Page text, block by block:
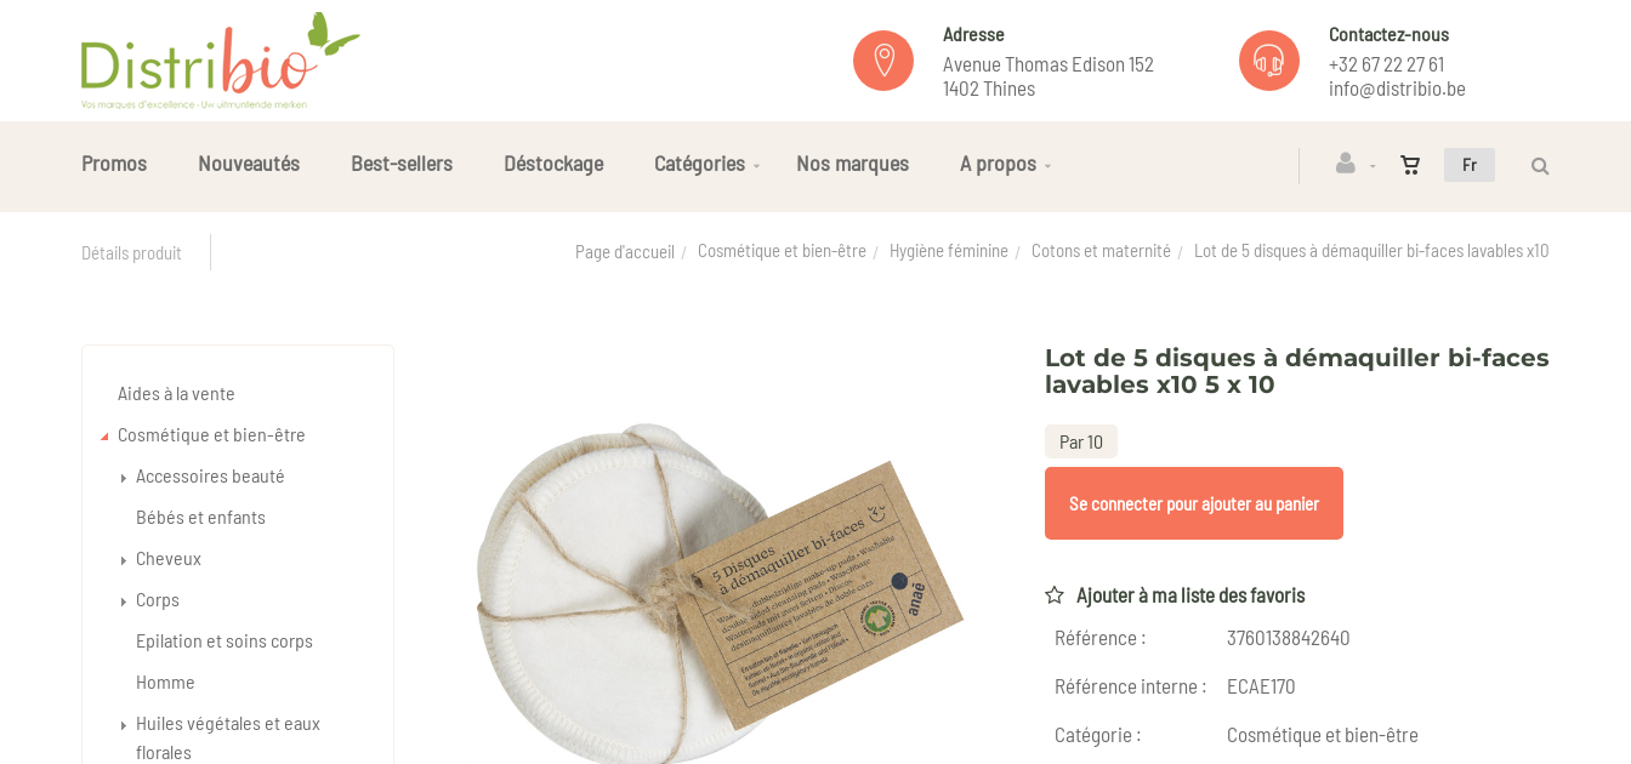
Adresse
Avenue Thomas Edison 152
1402 Thines
Contactez-nous
+32 67 22 27 61
info@distribio.be
Fr
Promos Nouveautés Best-sellers Déstockage Catégories Nos marques A propos
Détails produit Page d'accueil Cosmétique et bien-être Hygiène féminine Cotons et maternité Lot de 5 disques à démaquiller bi-faces lavables x10
Lot de 5 disques à démaquiller bi-faces
lavables x10 5 x 10
Par 10
Se connecter pour ajouter au panier
Ajouter à ma liste des favoris
Référence :
3760138842640
Référence interne :
ECAE170
Catégorie :
Cosmétique et bien-être
Aides à la vente
Cosmétique et bien-être
Accessoires beauté
Bébés et enfants
Cheveux
Corps
Epilation et soins corps
Homme
Huiles végétales et eaux
florales